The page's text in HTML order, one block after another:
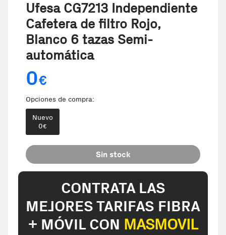
Ufesa CG7213 Independiente
Cafetera de filtro Rojo,
Blanco 6 tazas Semi-
automática
0€
Opciones de compra:
Nuevo
0€
Sin stock
CONTRATA LAS
MEJORES TARIFAS FIBRA
+ MÓVIL CON MASMOVIL